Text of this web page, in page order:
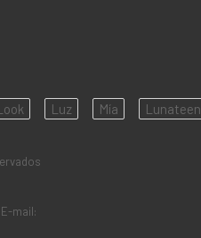
Luz Mía Lunateen
E-mail: